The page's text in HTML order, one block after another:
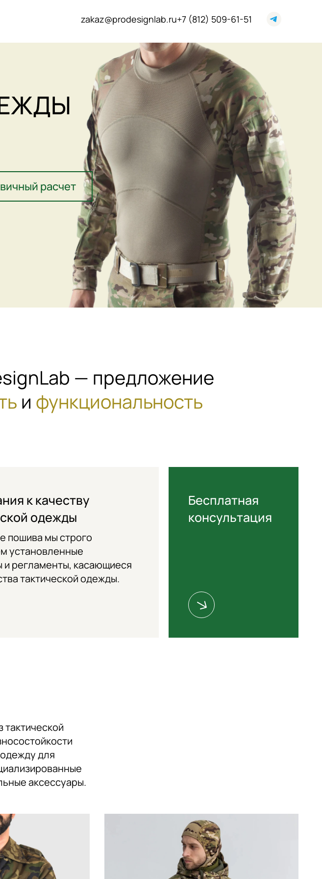
zakaz@prodesignlab.ru+7 (812) 509-61-51
расчет
— предложение
и функциональность
к качеству
одежды
пошива мы строго
установленные
и регламенты, касающиеся
тактической одежды.
Бесплатная
консультация
для
аксессуары.